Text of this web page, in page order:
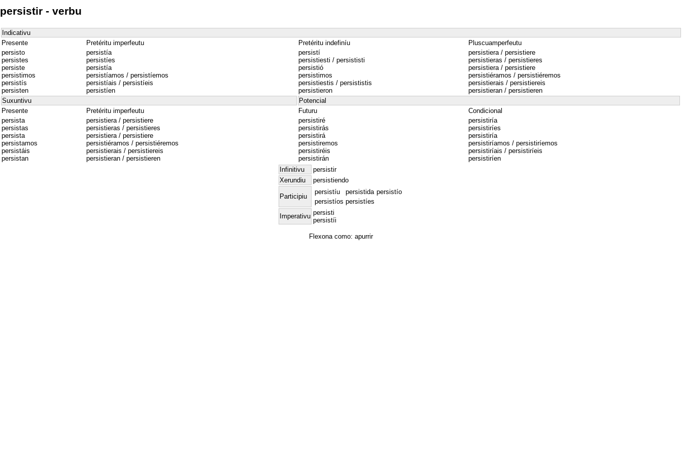
persistir - verbu
Indicativu
Presente
Pretéritu imperfeutu Pretéritu indefiníu
Pluscuamperfeutu
persisto
persistes
persiste
persistimos
persistís
persisten
persistía
persistíes
persistía
persistíamos / persistíemos
persistíais / persistíeis
persistíen
persistí
persistiesti / persististi
persistió
persistimos
persistiestis / persististis
persistieron
persistiera / persistiere
persistieras / persistieres
persistiera / persistiere
persistiéramos / persistiéremos
persistierais / persistiereis
persistieran / persistieren
Suxuntivu
Potencial
Presente
Pretéritu imperfeutu Futuru
Condicional
persista
persistas
persista
persistamos
persistáis
persistan
persistiera / persistiere
persistieras / persistieres
persistiera / persistiere
persistiéramos / persistiéremos
persistierais / persistiereis
persistieran / persistieren
persistiré
persistirás
persistirá
persistiremos
persistiréis
persistirán
persistiría
persistiríes
persistiría
persistiríamos / persistiríemos
persistiríais / persistiríeis
persistiríen
Infinitivu
persistir
Xerundiu
persistiendo
Participiu
persistíu persistida persistío
persistíos persistíes
Imperativu persisti
persistíi
Flexona como: apurrir